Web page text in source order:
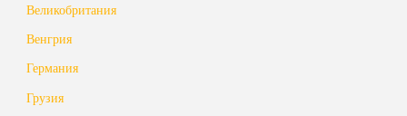
Великобритания
Венгрия
Германия
Грузия